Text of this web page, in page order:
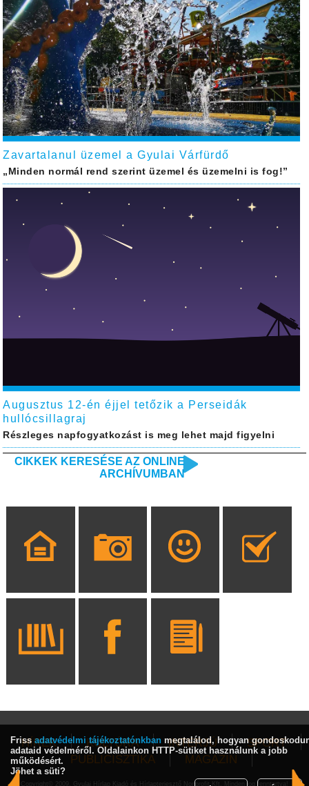
Zavartalanul üzemel a Gyulai Várfürdő
„Minden normál rend szerint üzemel és üzemelni is fog!”
Augusztus 12-én éjjel tetőzik a Perseidák
hullócsillagraj
Részleges napfogyatkozást is meg lehet majd figyelni
CIKKEK KERESÉSE AZ ONLINE
ARCHÍVUMBAN
HÍREK KULTÚRA INTERJÚ
SPORT
PUBLICISZTIKA
MAGAZIN
Copyright© 2009, Gyulai Hírlap Kiadó és Hírlapterjesztő Nonprofit Kft. Minden jog fenntartva!
Friss adatvédelmi tájékoztatónkban megtalálod, hogyan
adataid védelméről. Oldalainkon HTTP-sütiket használunk a jobb
működésért.
Jöhet a süti?